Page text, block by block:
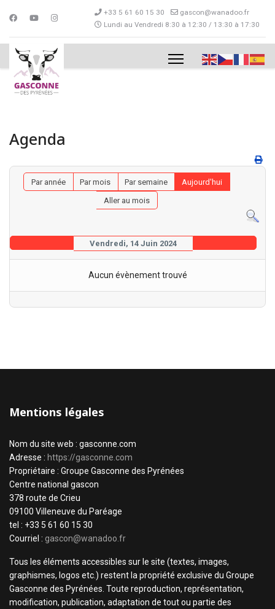
+33 5 61 60 15 30
gascon@wanadoo.fr
Lundi au Vendredi 8:30 à 12:30 / 13:30 à 17:30
Agenda
Par année Par mois Par semaine
Aujourd'hui
Aller au mois
Vendredi, 14 Juin 2024
Aucun évènement trouvé
Mentions légales
Nom du site web : gasconne.com
Adresse : https://gasconne.com
Propriétaire : Groupe Gasconne des Pyrénées
Centre national gascon
378 route de Crieu
09100 Villeneuve du Paréage
tel : +33 5 61 60 15 30
Courriel : gascon@wanadoo.fr
Tous les éléments accessibles sur le site (textes, images,
graphismes, logos etc.) restent la propriété exclusive du Groupe
Gasconne des Pyrénées. Toute reproduction, représentation,
modification, publication, adaptation de tout ou partie des